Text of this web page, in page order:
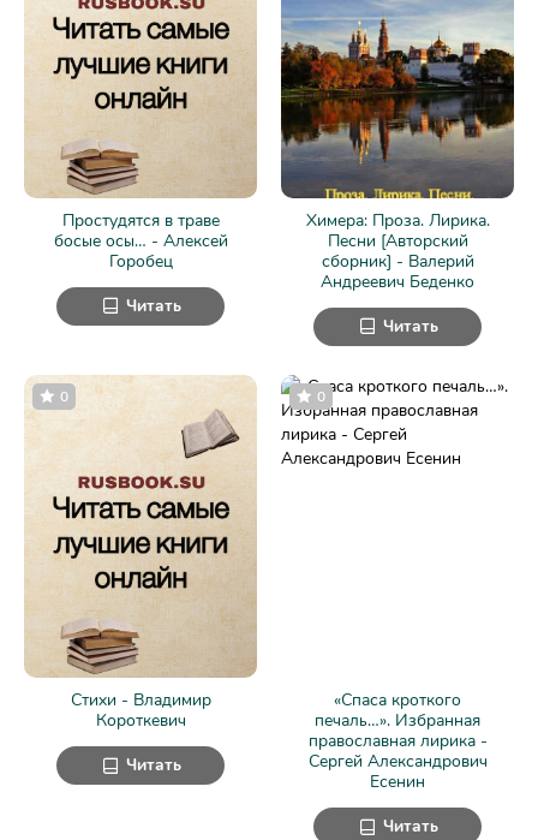
Простудятся в траве
босые осы… - Алексей
Горобец
Читать
Химера: Проза. Лирика.
Песни [Авторский
сборник] - Валерий
Андреевич Беденко
Читать
Стихи - Владимир
Короткевич
0
Читать
«Спаса кроткого
печаль…». Избранная
православная лирика -
Сергей Александрович
Есенин
0
Читать